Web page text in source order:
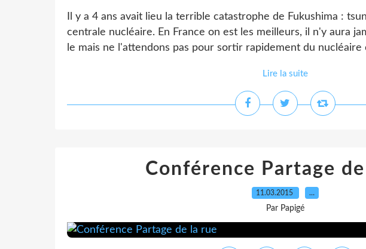
Il y a 4 ans avait lieu la terrible catastrophe de Fukushima :
centrale nucléaire. En France on est les meilleurs, il n'y aura
le mais ne l'attendons pas pour sortir rapidement du nucléaire
Lire la suite
Conférence Partage
11.03.2015 …
Par Papigé